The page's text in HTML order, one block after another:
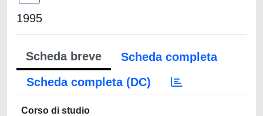
1995
Scheda breve
Scheda completa
Scheda completa (DC)
Corso di studio